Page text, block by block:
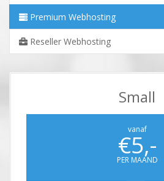
Premium Webhosting
Reseller Webhosting
Small
vanaf
€5,-
PER MAAND